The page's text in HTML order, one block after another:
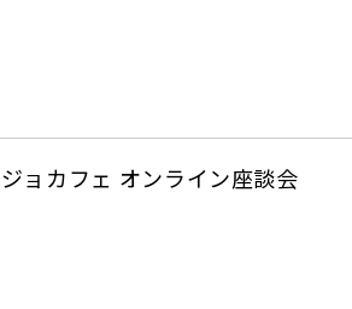
ョカフェ オンライン座談会